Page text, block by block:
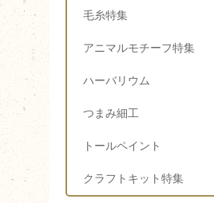
毛糸特集
アニマルモチーフ特集
ハーバリウム
つまみ細工
トールペイント
クラフトキット特集